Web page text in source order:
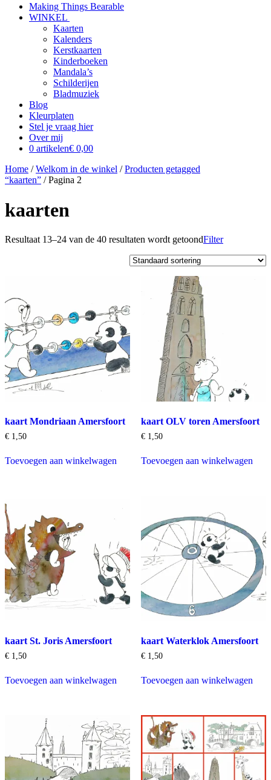
Off
canvas
Making Things Bearable
WINKEL
Kaarten
Kalenders
Kerstkaarten
Kinderboeken
Mandala’s
Schilderijen
Bladmuziek
Blog
Kleurplaten
Stel je vraag hier
Over mij
0 artikelen€ 0,00
Home /Welkom in de winkel /Producten getagged
“kaarten” / Pagina 2
kaarten
Filter
Resultaat 13–24 van de 40 resultaten wordt getoond
kaart Mondriaan Amersfoort
€ 1,50
Toevoegen aan winkelwagen
kaart OLV toren Amersfoort
€1,50
Toevoegen aan winkelwagen
kaart St. Joris Amersfoort
€ 1,50
Toevoegen aan winkelwagen
kaart Waterklok Amersfoort
€1,50
Toevoegen aan winkelwagen